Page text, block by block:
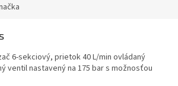
6-sekciový, prietok 40 L/min ovládaný
ventil nastavený na 175 bar s možnosťou